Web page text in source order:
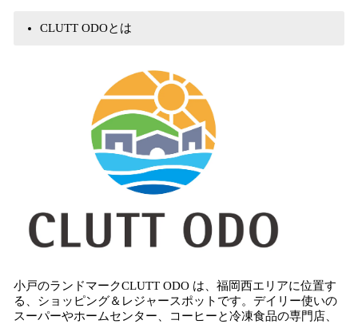
CLUTT ODOとは
小戸のランドマークCLUTT ODO は、福岡西エリアに位置す
る、ショッピング＆レジャースポットです。デイリー使いの
スーパーやホームセンター、コーヒーと冷凍食品の専門店、